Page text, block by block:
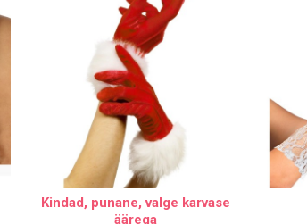
Kindad, punane, valge karvase
äärega